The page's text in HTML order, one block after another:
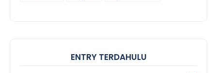
ENTRY TERDAHULU